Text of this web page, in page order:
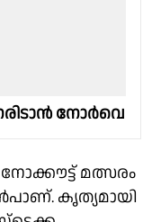
നോർവെ
മത്സരം
കൃത്യമായി